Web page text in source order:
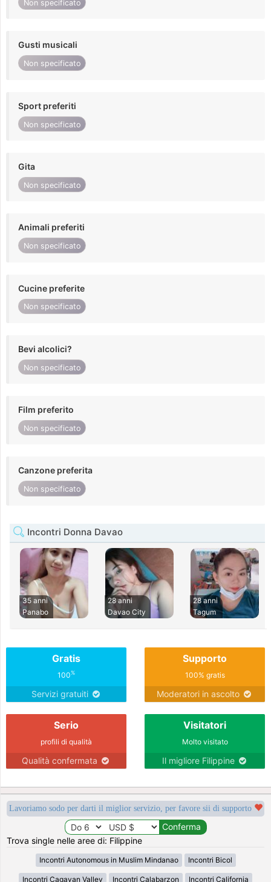
Non specificato
Gusti musicali
Non specificato
Sport preferiti
Non specificato
Gita
Non specificato
Animali preferiti
Non specificato
Cucine preferite
Non specificato
Bevi alcolici?
Non specificato
Film preferito
Non specificato
Canzone preferita
Non specificato
Incontri Donna Davao
35 anni
Panabo
28 anni
Davao City
28 anni
Tagum
Gratis
100%
Servizi gratuiti
Supporto
100% gratis
Moderatori in ascolto
Serio
profili di qualità
Qualità confermata
Visitatori
Molto visitato
Il migliore Filippine
Lavoriamo sodo per darti il miglior servizio, per favore sii di supporto
Trova single nelle aree di: Filippine
Incontri Autonomous in Muslim Mindanao Incontri Bicol
Incontri Cagayan Valley Incontri Calabarzon Incontri California